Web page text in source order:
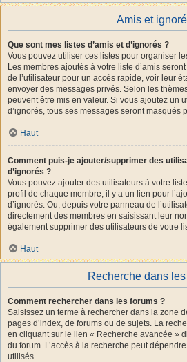
Amis et
Que sont mes listes d’amis et d’ignorés ?
Vous pouvez utiliser ces listes pour organiser
Les membres ajoutés à votre liste d’amis
de l’utilisateur pour un accès rapide, voir leur
envoyer des messages privés. Selon les
peuvent être mis en valeur. Si vous ajoutez un
d’ignorés, tous ses messages seront masqués
Haut
Comment puis-je ajouter/supprimer des
d’ignorés ?
Vous pouvez ajouter des utilisateurs à votre
profil de chaque membre, il y a un lien pour
d’ignorés. Ou, depuis votre panneau de
directement des membres en saisissant leur
également supprimer des utilisateurs de votre
Haut
Recherche dans
Comment rechercher dans les forums ?
Saisissez un terme à rechercher dans la zone
pages d’index, de forums ou de sujets. La
en cliquant sur le lien « Recherche avancée »
du forum. L’accès à la recherche peut
utilisés.